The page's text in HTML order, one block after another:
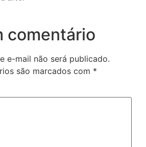
comentário
e-mail não será publicado.
são marcados com *